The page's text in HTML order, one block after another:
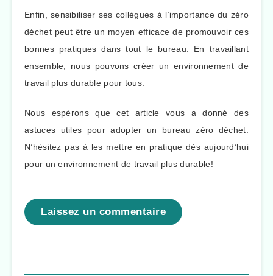
Enfin, sensibiliser ses collègues à l’importance du zéro
déchet peut être un moyen efficace de promouvoir ces
bonnes pratiques dans tout le bureau. En travaillant
ensemble, nous pouvons créer un environnement de
travail plus durable pour tous.
Nous espérons que cet article vous a donné des
astuces utiles pour adopter un bureau zéro déchet.
N’hésitez pas à les mettre en pratique dès aujourd’hui
pour un environnement de travail plus durable!
Laissez un commentaire